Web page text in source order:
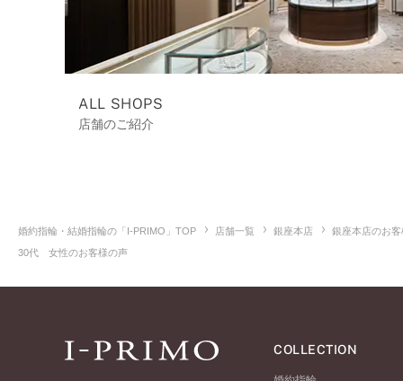
ALL SHOPS
店舗のご紹介
婚約指輪・結婚指輪の「I-PRIMO」TOP 店舗一覧 銀座本店
銀座本店のお
30代 女性のお客様の声
COLLECTION